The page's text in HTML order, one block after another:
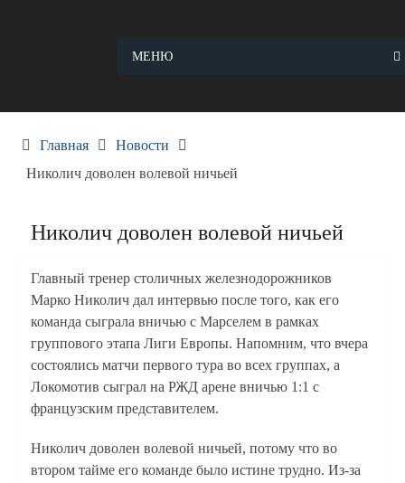
МЕНЮ
Главная
Новости
Николич доволен волевой ничьей
Николич доволен волевой ничьей
Главный тренер столичных железнодорожников
Марко Николич дал интервью после того, как его
команда сыграла вничью с Марселем в рамках
группового этапа Лиги Европы. Напомним, что вчера
состоялись матчи первого тура во всех группах, а
Локомотив сыграл на РЖД арене вничью 1:1 с
французским представителем.
Николич доволен волевой ничьей, потому что во
втором тайме его команде было истине трудно. Из-за